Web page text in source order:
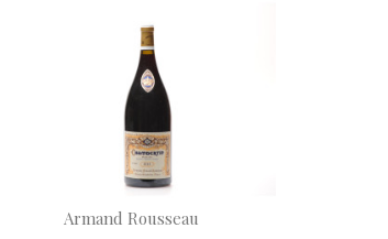
Armand Rousseau